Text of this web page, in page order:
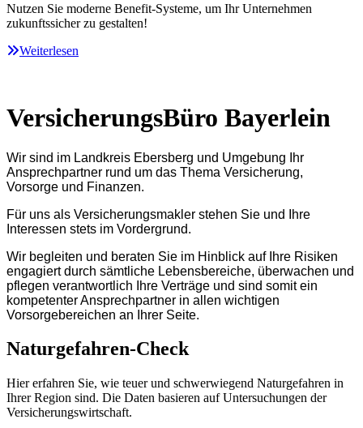
Nutzen Sie moderne Benefit-Systeme, um Ihr Unternehmen
zukunftssicher zu gestalten!
Weiterlesen
VersicherungsBüro Bayerlein
Wir sind im Landkreis Ebersberg und Umgebung Ihr
Ansprechpartner rund um das Thema Versicherung,
Vorsorge und Finanzen.
Für uns als Versicherungsmakler stehen Sie und Ihre
Interessen stets im Vordergrund.
Wir begleiten und beraten Sie im Hinblick auf Ihre Risiken
engagiert durch sämtliche Lebensbereiche, überwachen und
pflegen verantwortlich Ihre Verträge und sind somit ein
kompetenter Ansprechpartner in allen wichtigen
Vorsorgebereichen an Ihrer Seite.
Naturgefahren-Check
Hier erfahren Sie, wie teuer und schwerwiegend Naturgefahren in
Ihrer Region sind. Die Daten basieren auf Untersuchungen der
Versicherungswirtschaft.